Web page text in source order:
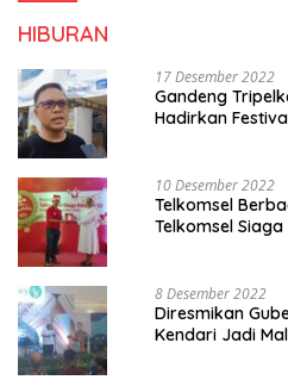
HIBURAN
17 Desember 2022
Gandeng
Hadirkan
10 Desember 2022
Telkomsel
Telkomsel Siaga
8 Desember 2022
Diresmikan
Kendari Jadi